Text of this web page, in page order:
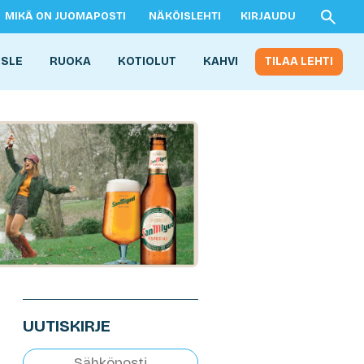
MIKÄ ON JUOMAPOSTI NÄKÖISLEHTI KIRJAUDU
RUOKA KOTIOLUT KAHVI TILAA LEHTI
UUTISKIRJE